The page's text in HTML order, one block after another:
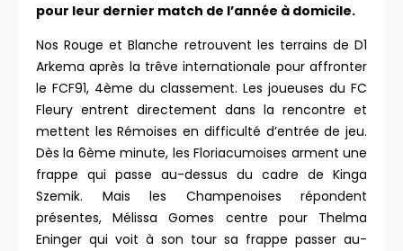
pour leur dernier match de l’année à domicile.
Nos Rouge et Blanche retrouvent les terrains de D1
Arkema après la trêve internationale pour affronter
le FCF91, 4ème du classement. Les joueuses du FC
Fleury entrent directement dans la rencontre et
mettent les Rémoises en difficulté d’entrée de jeu.
Dès la 6ème minute, les Floriacumoises arment une
frappe qui passe au-dessus du cadre de Kinga
Szemik. Mais les Champenoises répondent
présentes, Mélissa Gomes centre pour Thelma
Eninger qui voit à son tour sa frappe passer au-